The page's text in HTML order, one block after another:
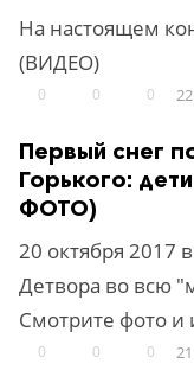
На настоящем
(ВИДЕО)
0 0 0
Первый снег
Горького:
ФОТО)
20 октября 2017
Детвора во всю
Смотрите фото и
0 0 0